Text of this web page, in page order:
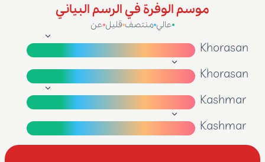
موسم الوفرة في الرسم البياني
عالي منتصف قليل عن
Khorasan
Khorasan
Kashmar
Kashmar